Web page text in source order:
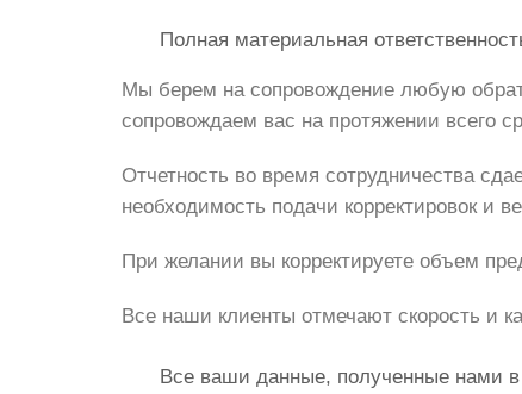
Полная материальная
Мы берем на сопровождение любую
сопровождаем вас на протяжении всего
Отчетность во время сотрудничества
необходимость подачи корректировок и
При желании вы корректируете объем
Все наши клиенты отмечают скорость и
Все ваши данные, полученные нами в